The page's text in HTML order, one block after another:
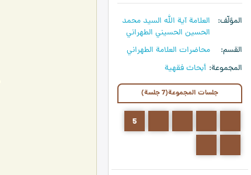
المؤلّف
العلامة آیة الله السيد محمد
الحسين الحسيني الطهراني
القسم
محاضرات العلامة الطهراني
المجموعة أبحاث فقهية
جلسات المجموعة(7 جلسة)
5